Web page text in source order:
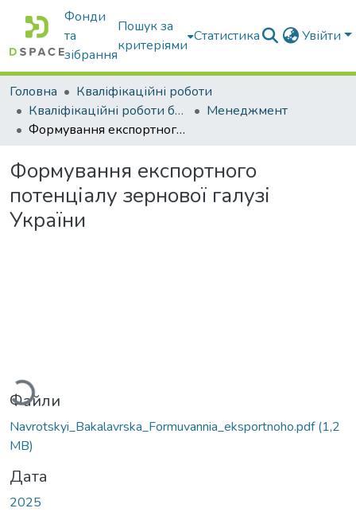
Фонди
та
зібрання
Пошук за
критеріями
Статистика Увійти
Головна
Кваліфікаційні роботи
Кваліфікаційні роботи бакалаврів
Менеджмент
Формування експортного потенціалу зернової галузі України
Формування експортного
потенціалу зернової галузі
України
Вантажиться...
Файли
Navrotskyi_Bakalavrska_Formuvannia_eksportnoho.pdf(1,2
MB)
Дата
2025